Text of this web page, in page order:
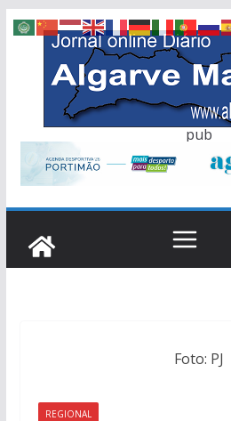
Skip
content
pub
Foto: PJ
REGIONAL